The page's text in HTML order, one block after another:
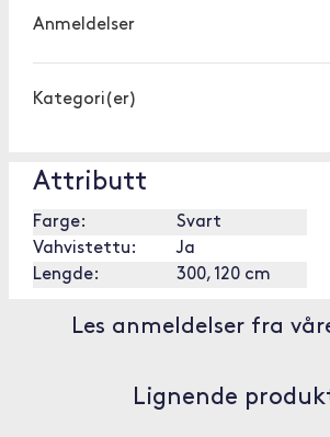
Anmeldelser
Kategori(er)
Attributt
Farge:
Svart
Vahvistettu:
Ja
Lengde:
300, 120 cm
Les anmeldelser fra
Lignende